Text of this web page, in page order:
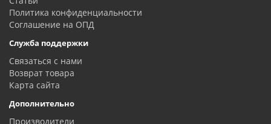
Политика конфиденциальности
Соглашение на ОПД
Служба поддержки
Связаться с нами
Возврат товара
Карта сайта
Дополнительно
Производители